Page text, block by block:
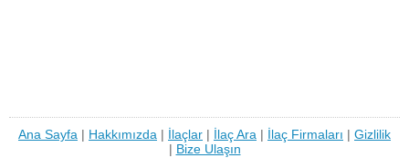
Ana Sayfa | Hakkımızda | İlaçlar | İlaç Ara | İlaç Firmaları | Gizlilik
| Bize Ulaşın